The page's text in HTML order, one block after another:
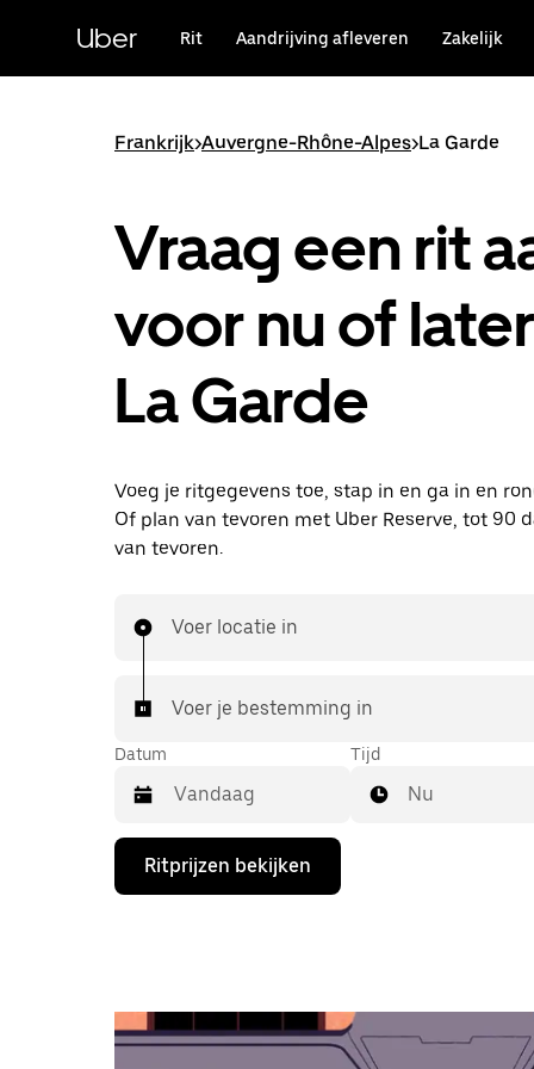
hoofdinhoudUber Rit Aandrijving afleveren Zakelijk
Frankrijk>Auvergne-Rhône-Alpes>La Garde
Vraag een rit
voor nu of
La Garde
Voeg je ritgegevens toe, stap in en ga in en
Of plan van tevoren met Uber Reserve, tot 90
van tevoren.
Voer locatie in
Voer je bestemming in
Datum
Druk
de
te
openen
Tijd
Nu
Ritprijzen bekijken